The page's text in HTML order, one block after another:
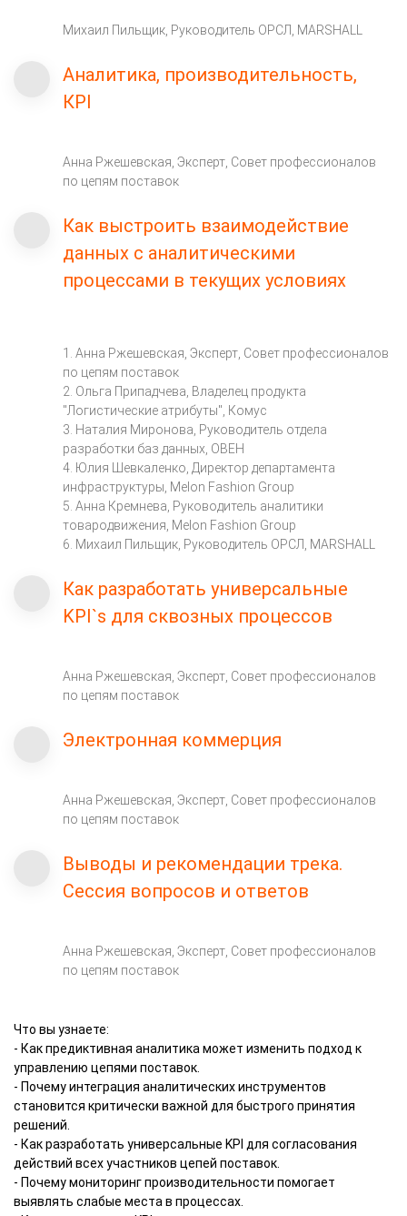
Михаил Пильщик, Руководитель ОРСЛ, MARSHALL
Аналитика, производительность,
КPI
Анна Ржешевская, Эксперт, Совет профессионалов
по цепям поставок
Как выстроить взаимодействие
данных с аналитическими
процессами в текущих условиях
1. Анна Ржешевская, Эксперт, Совет профессионалов
по цепям поставок
2. Ольга Припадчева, Владелец продукта
"Логистические атрибуты", Комус
3. Наталия Миронова, Руководитель отдела
разработки баз данных, ОВЕН
4. Юлия Шевкаленко, Директор департамента
инфраструктуры, Melon Fashion Group
5. Анна Кремнева, Руководитель аналитики
товародвижения, Melon Fashion Group
6. Михаил Пильщик, Руководитель ОРСЛ, MARSHALL
Как разработать универсальные
KPI`s для сквозных процессов
Анна Ржешевская, Эксперт, Совет профессионалов
по цепям поставок
Электронная коммерция
Анна Ржешевская, Эксперт, Совет профессионалов
по цепям поставок
Выводы и рекомендации трека.
Сессия вопросов и ответов
Анна Ржешевская, Эксперт, Совет профессионалов
по цепям поставок
Что вы узнаете:
- Как предиктивная аналитика может изменить подход к
управлению цепями поставок.
- Почему интеграция аналитических инструментов
становится критически важной для быстрого принятия
решений.
- Как разработать универсальные KPI для согласования
действий всех участников цепей поставок.
- Почему мониторинг производительности помогает
выявлять слабые места в процессах.